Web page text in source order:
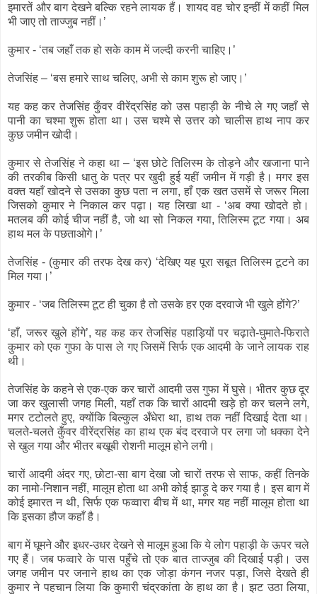
इमारतें और बाग देखने बल्कि रहने लायक हैं। शायद वह चोर इन्हीं में कहीं मिल
भी जाए तो ताज्जुब नहीं।’
कुमार - ‘तब जहाँ तक हो सके काम में जल्दी करनी चाहिए।’
तेजसिंह – ‘बस हमारे साथ चलिए, अभी से काम शुरू हो जाए।’
यह कह कर तेजसिंह कुँवर वीरेंद्रसिंह को उस पहाड़ी के नीचे ले गए जहाँ से
पानी का चश्मा शुरू होता था। उस चश्मे से उत्तर को चालीस हाथ नाप कर
कुछ जमीन खोदी।
कुमार से तेजसिंह ने कहा था – ‘इस छोटे तिलिस्म के तोड़ने और खजाना पाने
की तरकीब किसी धातु के पत्र पर खुदी हुई यहीं जमीन में गड़ी है। मगर इस
वक्त यहाँ खोदने से उसका कुछ पता न लगा, हाँ एक खत उसमें से जरूर मिला
जिसको कुमार ने निकाल कर पढ़ा। यह लिखा था - ‘अब क्या खोदते हो।
मतलब की कोई चीज नहीं है, जो था सो निकल गया, तिलिस्म टूट गया। अब
हाथ मल के पछताओगे।’
तेजसिंह - (कुमार की तरफ देख कर) ‘देखिए यह पूरा सबूत तिलिस्म टूटने का
मिल गया।’
कुमार - ‘जब तिलिस्म टूट ही चुका है तो उसके हर एक दरवाजे भी खुले होंगे?’
‘हाँ, जरूर खुले होंगे’, यह कह कर तेजसिंह पहाड़ियों पर चढ़ाते-घुमाते-फिराते
कुमार को एक गुफा के पास ले गए जिसमें सिर्फ एक आदमी के जाने लायक राह
थी।
तेजसिंह के कहने से एक-एक कर चारों आदमी उस गुफा में घुसे। भीतर कुछ दूर
जा कर खुलासी जगह मिली, यहाँ तक कि चारों आदमी खड़े हो कर चलने लगे,
मगर टटोलते हुए, क्योंकि बिल्कुल अँधेरा था, हाथ तक नहीं दिखाई देता था।
चलते-चलते कुँवर वीरेंद्रसिंह का हाथ एक बंद दरवाजे पर लगा जो धक्का देने
से खुल गया और भीतर बखूबी रोशनी मालूम होने लगी।
चारों आदमी अंदर गए, छोटा-सा बाग देखा जो चारों तरफ से साफ, कहीं तिनके
का नामो-निशान नहीं, मालूम होता था अभी कोई झाड़ू दे कर गया है। इस बाग में
कोई इमारत न थी, सिर्फ एक फव्वारा बीच में था, मगर यह नहीं मालूम होता था
कि इसका हौज कहाँ है।
बाग में घूमने और इधर-उधर देखने से मालूम हुआ कि ये लोग पहाड़ी के ऊपर चले
गए हैं। जब फव्वारे के पास पहुँचे तो एक बात ताज्जुब की दिखाई पड़ी। उस
जगह जमीन पर जनाने हाथ का एक जोड़ा कंगन नजर पड़ा, जिसे देखते ही
कुमार ने पहचान लिया कि कुमारी चंद्रकांता के हाथ का है। झट उठा लिया,